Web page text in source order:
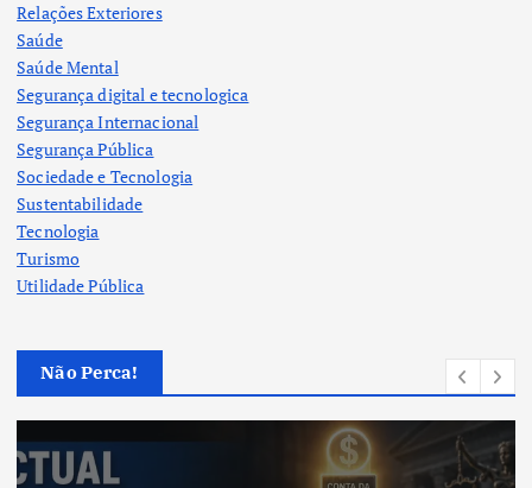
Relações Exteriores
Saúde
Saúde Mental
Segurança digital e tecnologica
Segurança Internacional
Segurança Pública
Sociedade e Tecnologia
Sustentabilidade
Tecnologia
Turismo
Utilidade Pública
Não Perca!